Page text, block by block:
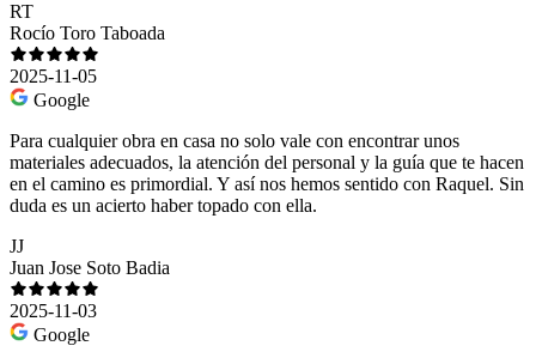
RT
Rocío Toro Taboada
2025-11-05
Google
Para cualquier obra en casa no solo vale con encontrar unos
materiales adecuados, la atención del personal y la guía que te hacen
en el camino es primordial. Y así nos hemos sentido con Raquel. Sin
duda es un acierto haber topado con ella.
JJ
Juan Jose Soto Badia
2025-11-03
Google